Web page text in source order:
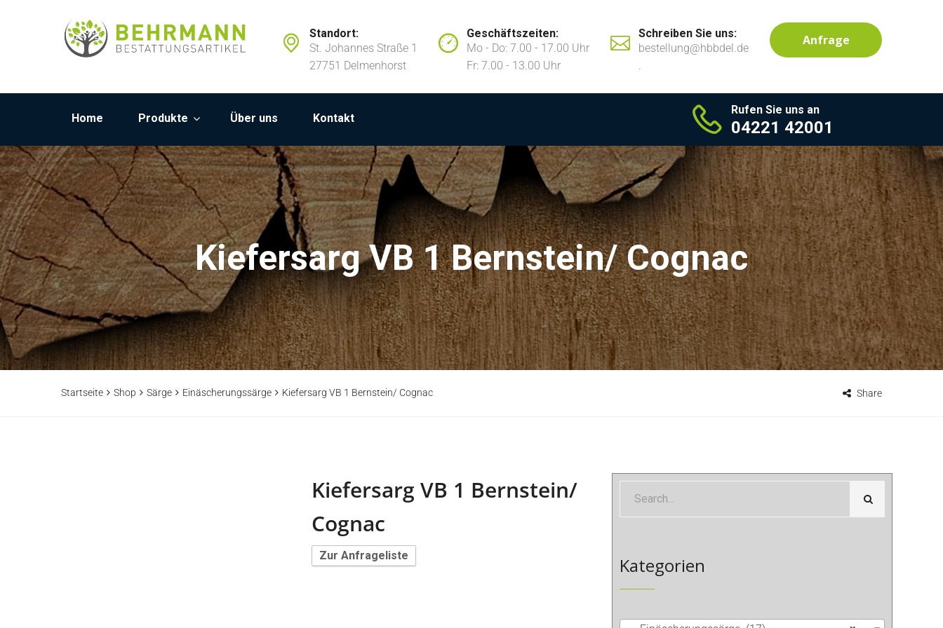
Standort:
St. Johannes Straße 1
27751 Delmenhorst
Geschäftszeiten:
Mo - Do: 7.00 - 17.00 Uhr
Fr: 7.00 - 13.00 Uhr
Schreiben Sie uns:
bestellung@hbbdel.de
.
Anfrage
Home Produkte Über uns Kontakt
Rufen Sie uns an
04221 42001
Kiefersarg VB 1 Bernstein/ Cognac
Startseite Shop Särge Einäscherungssärge Kiefersarg VB 1 Bernstein/ Cognac Share
Kiefersarg VB 1 Bernstein/
Cognac
Zur Anfrageliste Kategorien